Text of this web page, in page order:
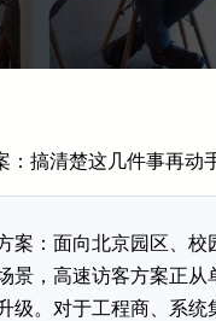
：搞清楚这几件事再动
案：面向北京园区、校
景，高速访客方案正从
级。对于工程商、系统